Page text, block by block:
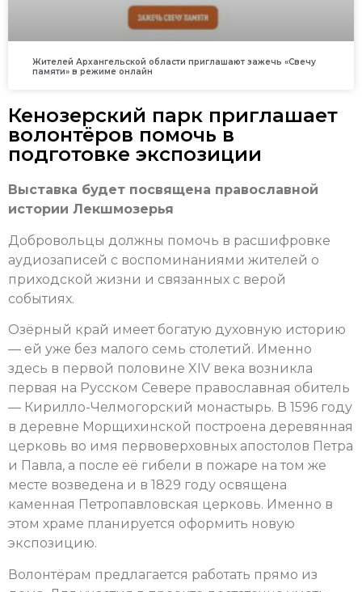
Жителей Архангельской области приглашают зажечь «Свечу
памяти» в режиме онлайн
Кенозерский парк приглашает
волонтёров помочь в
подготовке экспозиции
Выставка будет посвящена православной
истории Лекшмозерья
Добровольцы должны помочь в расшифровке
аудиозаписей с воспоминаниями жителей о
приходской жизни и связанных с верой
событиях.
Озёрный край имеет богатую духовную историю
— ей уже без малого семь столетий. Именно
здесь в первой половине XIV века возникла
первая на Русском Севере православная обитель
— Кирилло-Челмогорский монастырь. В 1596 году
в деревне Морщихинской построена деревянная
церковь во имя первоверховных апостолов Петра
и Павла, а после её гибели в пожаре на том же
месте возведена и в 1829 году освящена
каменная Петропавловская церковь. Именно в
этом храме планируется оформить новую
экспозицию.
Волонтёрам предлагается работать прямо из